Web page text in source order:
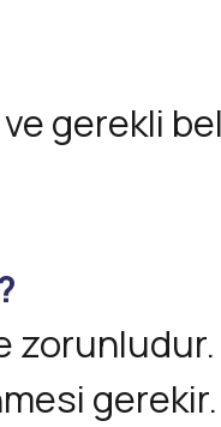
gerekli
zorunludur.